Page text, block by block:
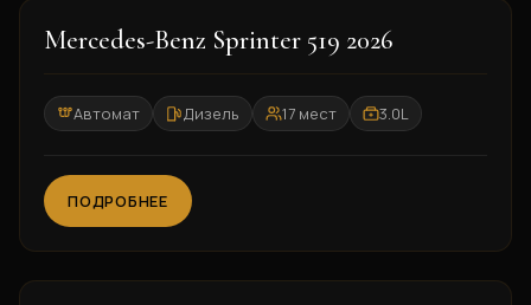
Mercedes-Benz Sprinter 519 2026
Автомат Дизель 17 мест 3.0L
ПОДРОБНЕЕ